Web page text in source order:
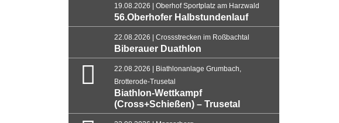
19.08.2026 | Oberhof Sportplatz am Harzwald
56.Oberhofer Halbstundenlauf
22.08.2026 | Crossstrecken im Roßbachtal
Biberauer Duathlon
22.08.2026 | Biathlonanlage Grumbach,
Brotterode-Trusetal
Biathlon-Wettkampf
(Cross+Schießen) – Trusetal